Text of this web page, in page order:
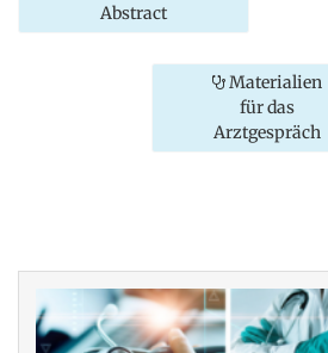
Abstract
Materialien
für das
Arztgespräch